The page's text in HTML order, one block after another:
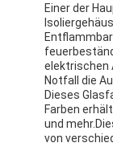
Einer der
elektrischen
Notfall die
Dieses
Farben
und
von